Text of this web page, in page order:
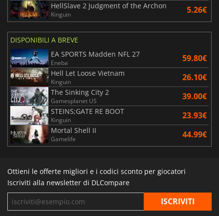
HellSlave 2 Judgment of the Archon
Kinguin 5.26€
DISPONIBILI A BREVE
EA SPORTS Madden NFL 27
Eneba 59.80€
Hell Let Loose Vietnam
Kinguin 26.10€
The Sinking City 2
Gamesplanet US 39.00€
STEINS;GATE RE BOOT
Kinguin 23.93€
Mortal Shell II
Gamelife 44.99€
Ottieni le offerte migliori e i codici sconto per giocatori
Iscriviti alla newsletter di DLCompare